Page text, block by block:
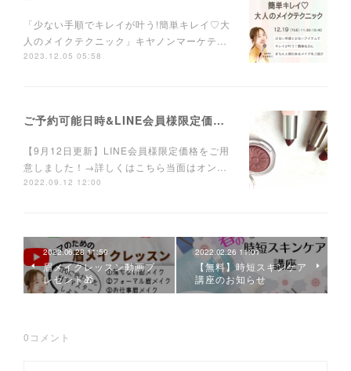
「少ない手順でキレイが叶う!簡単キレイ♡大
人のメイクテクニック」キヤノンマーケテ…
2023.12.05 05:58
ご予約可能日時&LINE会員様限定価格のお知らせ
【9月12日更新】LINE会員様限定価格をご用
意しました！→詳しくはこちら当面はオン…
2022.09.12 12:00
2022.06.28 11:59
眉メイクレッスン動画プ
レゼント🎁
2022.02.26 11:01
【無料】時短スキンケア
講座のお知らせ
0 コメント